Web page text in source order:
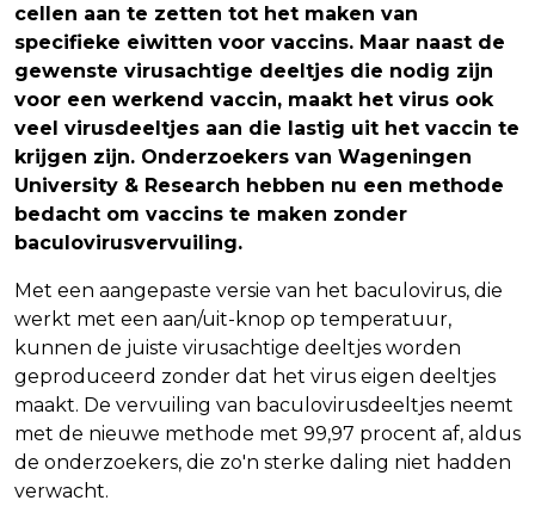
cellen aan te zetten tot het maken van
specifieke eiwitten voor vaccins. Maar naast de
gewenste virusachtige deeltjes die nodig zijn
voor een werkend vaccin, maakt het virus ook
veel virusdeeltjes aan die lastig uit het vaccin te
krijgen zijn. Onderzoekers van Wageningen
University & Research hebben nu een methode
bedacht om vaccins te maken zonder
baculovirusvervuiling.
Met een aangepaste versie van het baculovirus, die
werkt met een aan/uit-knop op temperatuur,
kunnen de juiste virusachtige deeltjes worden
geproduceerd zonder dat het virus eigen deeltjes
maakt. De vervuiling van baculovirusdeeltjes neemt
met de nieuwe methode met 99,97 procent af, aldus
de onderzoekers, die zo'n sterke daling niet hadden
verwacht.